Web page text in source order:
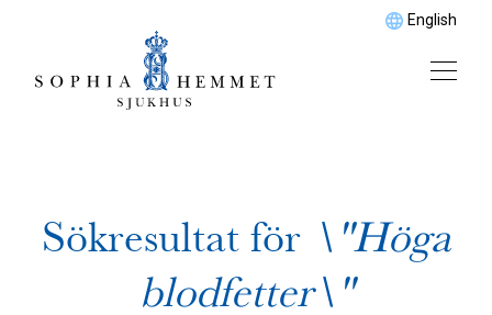
English
Sökresultat för \"Höga
blodfetter\"